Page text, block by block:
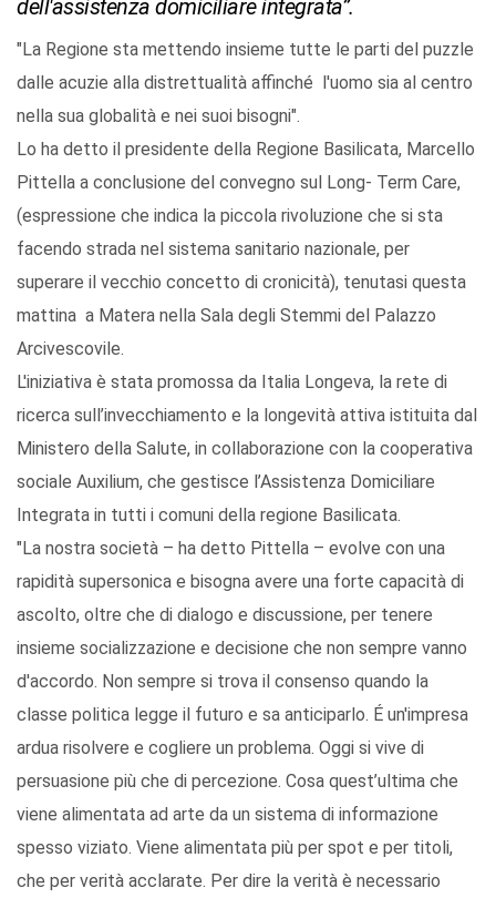
dell'assistenza domiciliare integrata”.
"La Regione sta mettendo insieme tutte le parti del puzzle
dalle acuzie alla distrettualità affinché l'uomo sia al centro
nella sua globalità e nei suoi bisogni".
Lo ha detto il presidente della Regione Basilicata, Marcello
Pittella a conclusione del convegno sul Long- Term Care,
(espressione che indica la piccola rivoluzione che si sta
facendo strada nel sistema sanitario nazionale, per
superare il vecchio concetto di cronicità), tenutasi questa
mattina a Matera nella Sala degli Stemmi del Palazzo
Arcivescovile.
L'iniziativa è stata promossa da Italia Longeva, la rete di
ricerca sull’invecchiamento e la longevità attiva istituita dal
Ministero della Salute, in collaborazione con la cooperativa
sociale Auxilium, che gestisce l’Assistenza Domiciliare
Integrata in tutti i comuni della regione Basilicata.
"La nostra società – ha detto Pittella – evolve con una
rapidità supersonica e bisogna avere una forte capacità di
ascolto, oltre che di dialogo e discussione, per tenere
insieme socializzazione e decisione che non sempre vanno
d'accordo. Non sempre si trova il consenso quando la
classe politica legge il futuro e sa anticiparlo. É un'impresa
ardua risolvere e cogliere un problema. Oggi si vive di
persuasione più che di percezione. Cosa quest’ultima che
viene alimentata ad arte da un sistema di informazione
spesso viziato. Viene alimentata più per spot e per titoli,
che per verità acclarate. Per dire la verità è necessario